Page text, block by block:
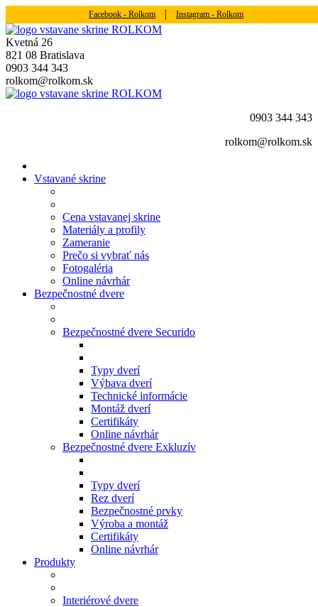
Facebook - Rolkom Instagram - Rolkom
Kvetná 26
821 08 Bratislava
0903 344 343
rolkom@rolkom.sk
0903 344 343
rolkom@rolkom.sk
Vstavané skrine
Cena vstavanej skrine
Materiály a profily
Zameranie
Prečo si vybrať nás
Fotogaléria
Online návrhár
Bezpečnostné dvere
Bezpečnostné dvere Securido
Typy dverí
Výbava dverí
Technické informácie
Montáž dverí
Certifikáty
Online návrhár
Bezpečnostné dvere Exkluzív
Typy dverí
Rez dverí
Bezpečnostné prvky
Výroba a montáž
Certifikáty
Online návrhár
Produkty
Interiérové dvere